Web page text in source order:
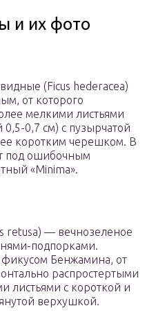
и их фото
(Ficus hederacea)
от которого
мелкими листьями
0,7 см) с пузырчатой
коротким черешком. В
под ошибочным
«Minima».
retusa) — вечнозеленое
подпорками.
фикусом Бенжамина, от
распростертыми
листьями с короткой и
верхушкой.